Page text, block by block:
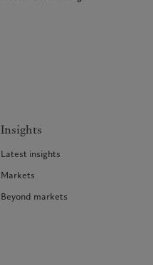
Insights
Latest insights
Markets
Beyond markets